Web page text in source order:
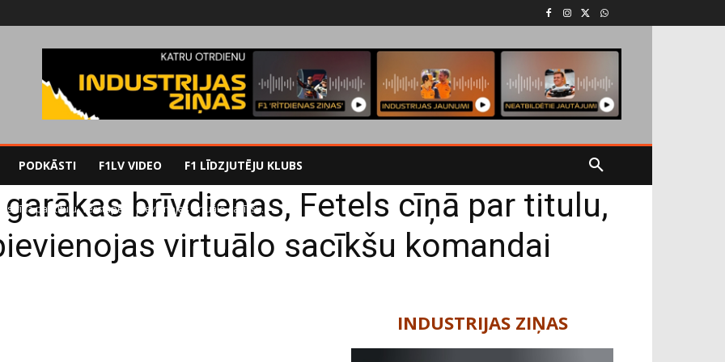
PODKĀSTI F1LV VIDEO F1 LĪDZJUTĒJU KLUBS
cīņā par titulu, Verstapens pievienojas virtuālo sacīkšu...
brīvdienas, Fetels cīņā par titulu,
virtuālo sacīkšu komandai
INDUSTRIJAS ZIŅAS